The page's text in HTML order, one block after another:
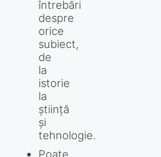
întrebări
despre
orice
subiect,
de
la
istorie
la
știință
și
tehnologie.
Poate